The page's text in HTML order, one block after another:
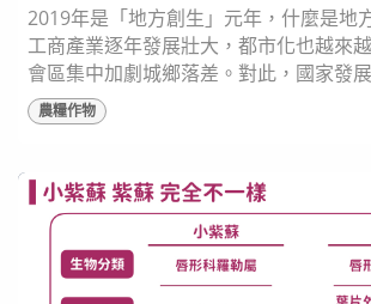
2019年是「地方創生」元年，什麼是地
工商產業逐年發展壯大，都市化也越來
會區集中加劇城鄉落差。對此，國家發
方創生」政策，盤點各地既有的「產、地
勢，確立地方的獨特性與核心價值，以人
標。 台灣自產巧克力 獲得世界肯定 農業
業之一，因爲環境得天獨厚，各地都有
農糧作物